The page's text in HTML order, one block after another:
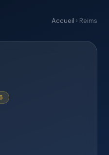
Accueil › Reims